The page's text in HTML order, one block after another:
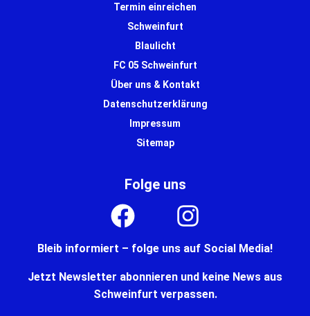
Termin einreichen
Schweinfurt
Blaulicht
FC 05 Schweinfurt
Über uns & Kontakt
Datenschutzerklärung
Impressum
Sitemap
Folge uns
Bleib informiert – folge uns auf Social Media!
Jetzt Newsletter abonnieren und keine News aus
Schweinfurt verpassen.